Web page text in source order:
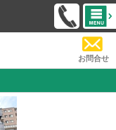
お問合せ